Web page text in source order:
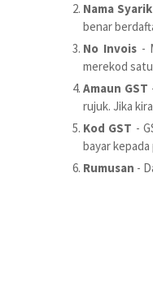
Nama
benar
No Invois-
merekod
Amaun GST
rujuk. Jika
Kod GST -
bayar
Rumusan -